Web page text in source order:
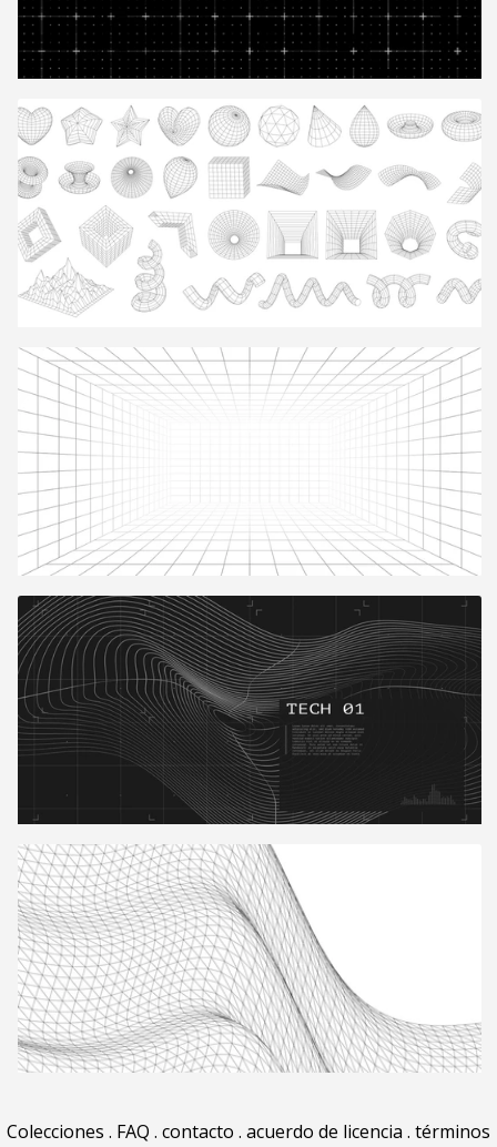
Colecciones . FAQ . contacto . acuerdo de licencia . términos